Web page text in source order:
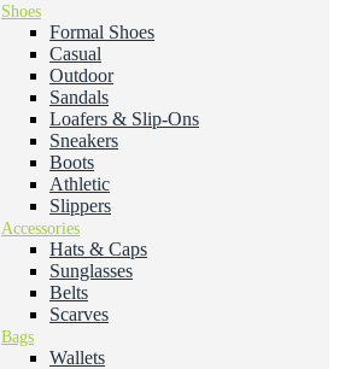
Shoes
Formal Shoes
Casual
Outdoor
Sandals
Loafers & Slip-Ons
Sneakers
Boots
Athletic
Slippers
Accessories
Hats & Caps
Sunglasses
Belts
Scarves
Bags
Wallets